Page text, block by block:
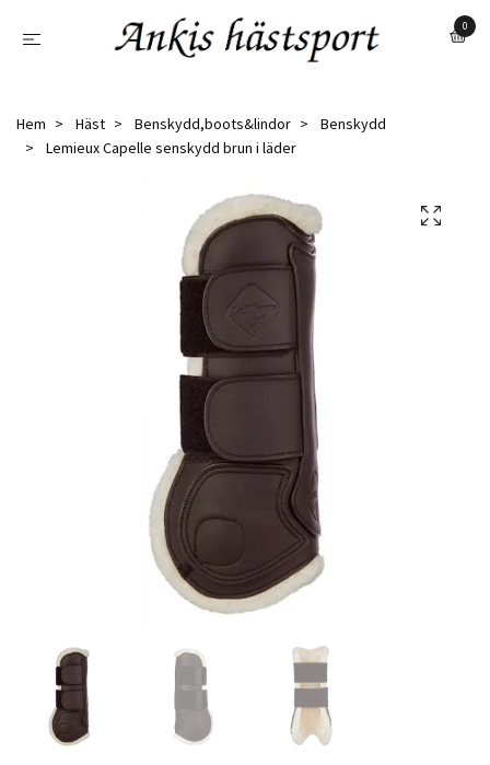
0
Hem Häst Benskydd,boots&lindor
Benskydd
Lemieux Capelle senskydd brun i läder